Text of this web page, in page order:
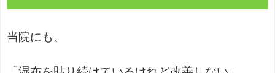
当院にも、